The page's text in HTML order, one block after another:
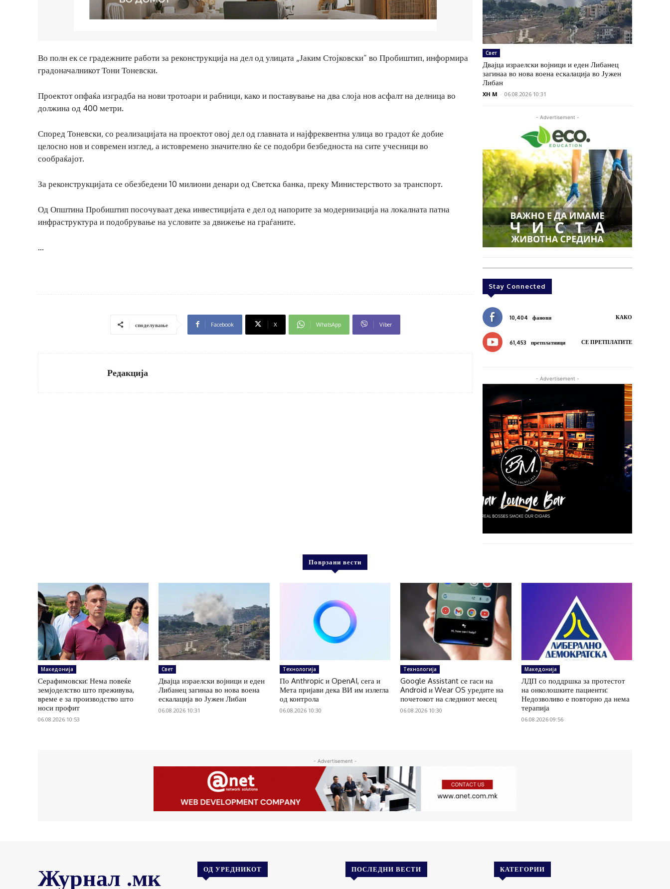
Во полн ек се градежните работи за реконструкција на дел од улицата „Јаким Стојковски“ во Пробиштип, информира
градоначалникот Тони Тоневски.
Проектот опфаќа изградба на нови тротоари и рабници, како и поставување на два слоја нов асфалт на делница во
должина од 400 метри.
Според Тоневски, со реализацијата на проектот овој дел од главната и најфреквентна улица во градот ќе добие
целосно нов и современ изглед, а истовремено значително ќе се подобри безбедноста на сите учесници во
сообраќајот.
За реконструкцијата се обезбедени 10 милиони денари од Светска банка, преку Министерството за транспорт.
Од Општина Пробиштип посочуваат дека инвестицијата е дел од напорите за модернизација на локалната патна
инфраструктура и подобрување на условите за движење на граѓаните.
…
споделување Facebook X WhatsApp Viber
Редакција
Свет
Двајца израелски војници и еден Либанец
загинаа во нова воена ескалација во Јужен
Либан
XH M - 06.08.2026 10:31
- Advertisement -
Stay Connected
10,404 фанови КАКО
61,453 претплатници СЕ ПРЕТПЛАТИТЕ
- Advertisement -
Поврзани вести
Македонија
Серафимовски: Нема повеќе
земјоделство што преживува,
време е за производство што
носи профит
06.08.2026 10:53
Свет
Двајца израелски војници и еден
Либанец загинаа во нова воена
ескалација во Јужен Либан
06.08.2026 10:31
Технологија
По Anthropic и OpenAI, сега и
Мета пријави дека ВИ им излегла
од контрола
06.08.2026 10:30
Технологија
Google Assistant се гаси на
Android и Wear OS уредите на
почетокот на следниот месец
06.08.2026 10:30
Македонија
ЛДП со поддршка за протестот
на онколошките пациенти:
Недозволиво е повторно да нема
терапија
06.08.2026 09:56
- Advertisement -
Журнал .мк ОД УРЕДНИКОТ ПОСЛЕДНИ ВЕСТИ КАТЕГОРИИ